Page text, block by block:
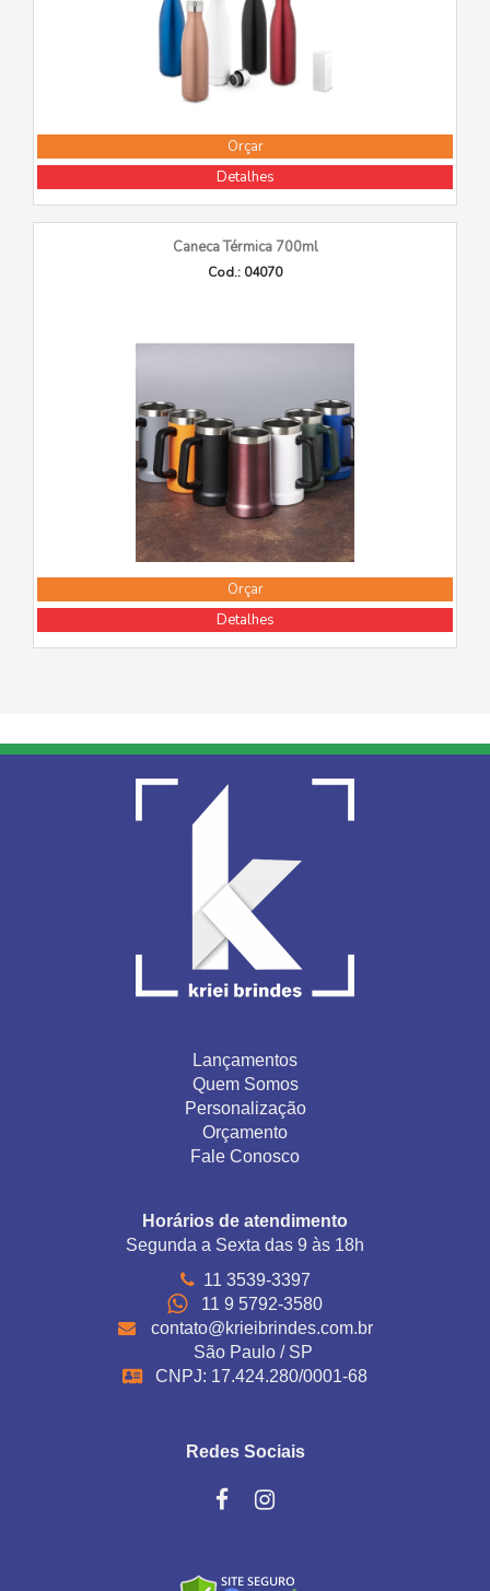
Orçar
Detalhes
Caneca Térmica 700ml
Cod.: 04070
Orçar
Detalhes
Lançamentos
Quem Somos
Personalização
Orçamento
Fale Conosco
Horários de atendimento
Segunda a Sexta das 9 às 18h
11 3539-3397
11 9 5792-3580
contato@krieibrindes.com.br
São Paulo / SP
CNPJ: 17.424.280/0001-68
Redes Sociais